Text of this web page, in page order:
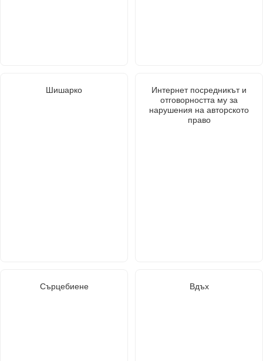
Шишарко
Интернет посредникът и
отговорността му за
нарушения на авторското
право
Сърцебиене Вдъх